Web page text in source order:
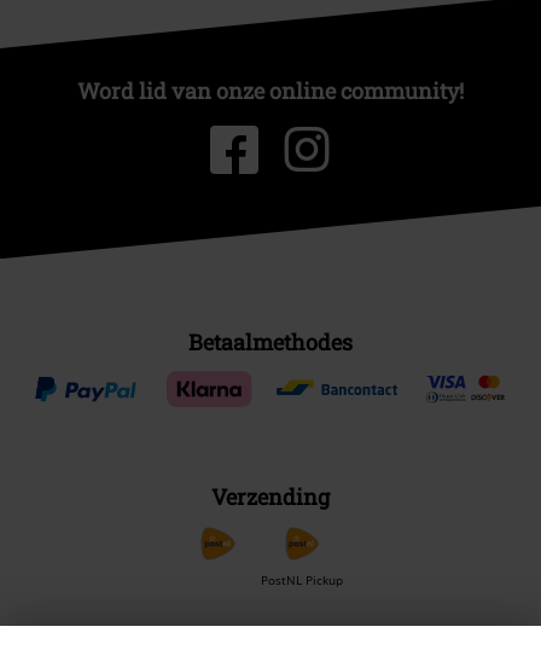
Word lid van onze online community!
Betaalmethodes
Verzending
PostNL Pickup